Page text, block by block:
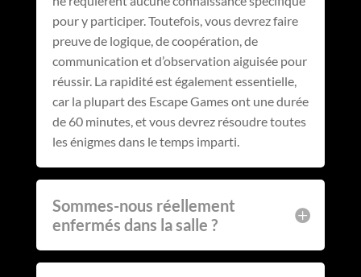
pour y participer. Toutefois, vous devrez faire
preuve de logique, de coopération, de
communication et d’observation aiguisée pour
réussir. La rapidité est également essentielle,
car la plupart des Escape Games ont une durée
de 60 minutes, et vous devrez résoudre toutes
les énigmes dans le temps imparti.
Sommes-nous réellement
enfermés dans la salle ?